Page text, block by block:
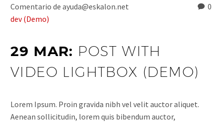
0
Comentario de ayuda@eskalon.net
dev (Demo)
29 MAR: POST WITH
VIDEO LIGHTBOX (DEMO)
Lorem Ipsum. Proin gravida nibh vel velit auctor aliquet.
Aenean sollicitudin, lorem quis bibendum auctor,